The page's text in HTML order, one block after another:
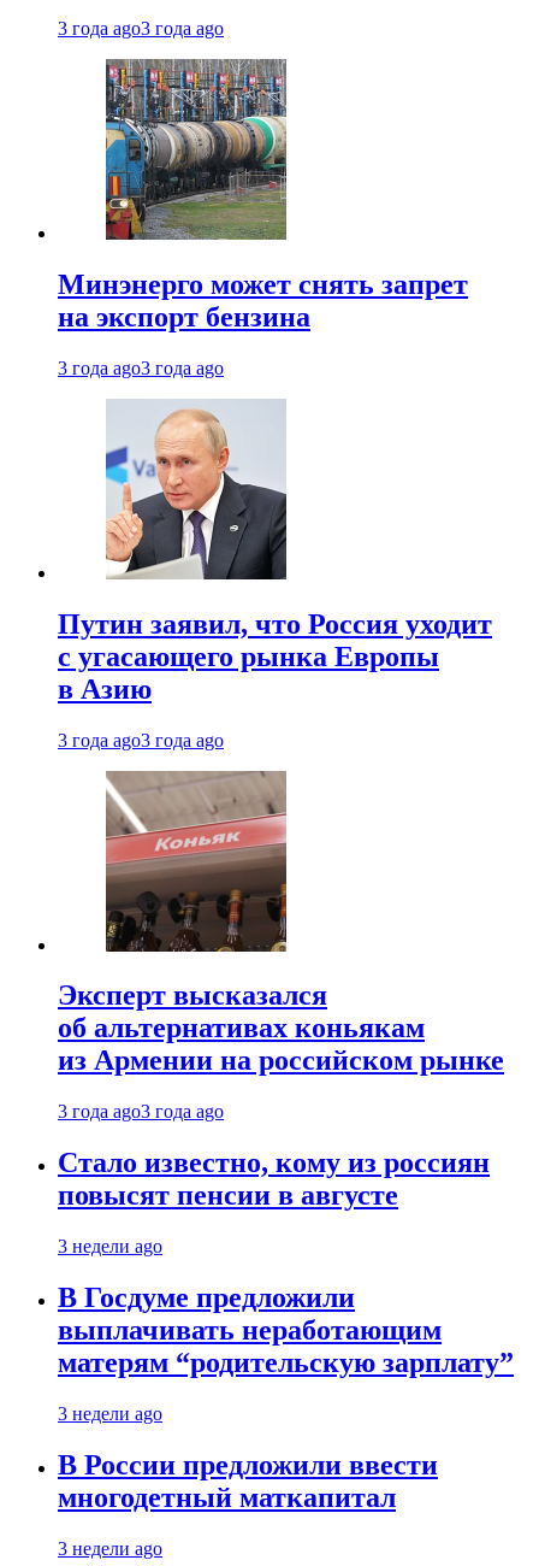
3 года ago3 года ago
Минэнерго может снять запрет
на экспорт бензина
3 года ago3 года ago
Путин заявил, что Россия уходит
с угасающего рынка Европы
в Азию
3 года ago3 года ago
Эксперт высказался
об альтернативах коньякам
из Армении на российском рынке
3 года ago3 года ago
Стало известно, кому из россиян
повысят пенсии в августе
3 недели ago
В Госдуме предложили
выплачивать неработающим
матерям “родительскую зарплату”
3 недели ago
В России предложили ввести
многодетный маткапитал
3 недели ago